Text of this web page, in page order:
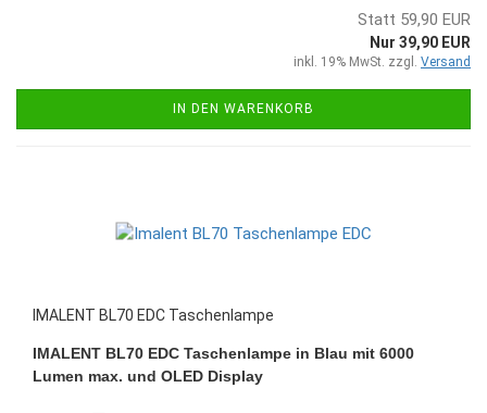
Statt 59,90 EUR
Nur 39,90 EUR
inkl. 19% MwSt. zzgl. Versand
IN DEN WARENKORB
IMALENT BL70 EDC Taschenlampe
IMALENT BL70 EDC Taschenlampe in Blau mit 6000
Lumen max. und OLED Display